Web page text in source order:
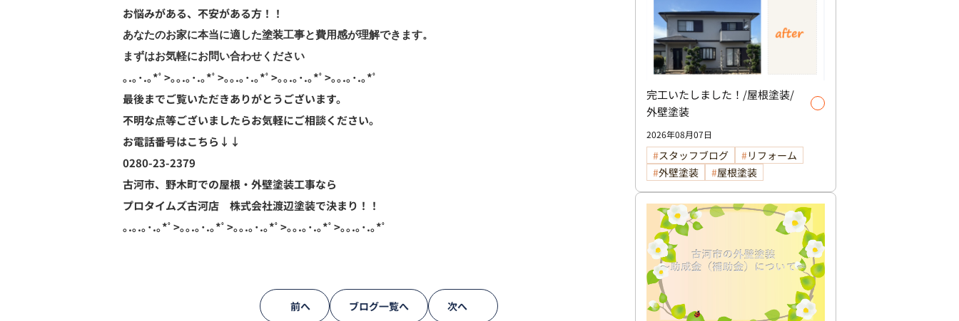
お悩みがある、不安がある方！！
あなたのお家に本当に適した塗装工事と費用感が理解できます。
まずはお気軽にお問い合わせください
｡.｡･.｡*ﾟ>｡｡.｡･.｡*ﾟ>｡｡.｡･.｡*ﾟ>｡｡.｡･.｡*ﾟ>｡｡.｡･.｡*ﾟ
最後までご覧いただきありがとうございます。
不明な点等ございましたらお気軽にご相談ください。
お電話番号はこちら↓↓
0280-23-2379
古河市、野木町での屋根・外壁塗装工事なら
プロタイムズ古河店 株式会社渡辺塗装で決まり！！
｡.｡.｡･.｡*ﾟ>｡｡.｡･.｡*ﾟ>｡｡.｡･.｡*ﾟ>｡｡.｡･.｡*ﾟ>｡｡.｡･.｡*ﾟ
前へ ブログ一覧へ 次へ
完工いたしました！/屋根塗装/
外壁塗装
2026年08月07日
スタッフブログ
リフォーム
外壁塗装
屋根塗装